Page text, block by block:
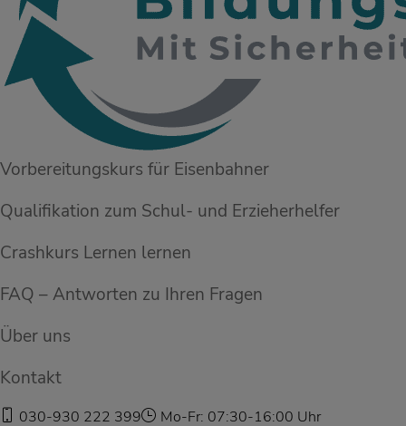
Vorbereitungskurs für Eisenbahner
Qualifikation zum Schul- und Erzieherhelfer
Crashkurs Lernen lernen
FAQ – Antworten zu Ihren Fragen
Über uns
Kontakt
030-930 222 399 Mo-Fr: 07:30-16:00 Uhr